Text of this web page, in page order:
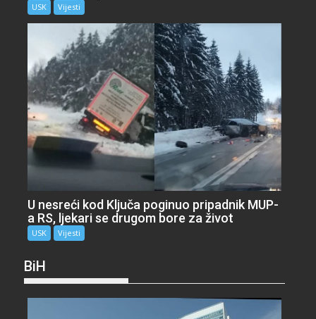
USK Vijesti
U nesreći kod Ključa poginuo pripadnik MUP-
a RS, ljekari se drugom bore za život
USK Vijesti
BiH